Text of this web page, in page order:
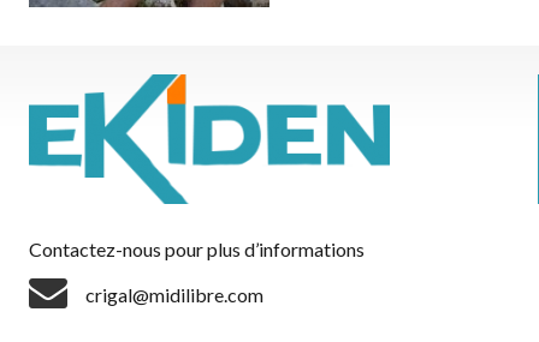
Contactez-nous pour plus d’informations
crigal@midilibre.com